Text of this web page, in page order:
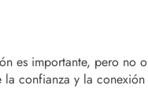
es importante, pero no
la confianza y la conexión